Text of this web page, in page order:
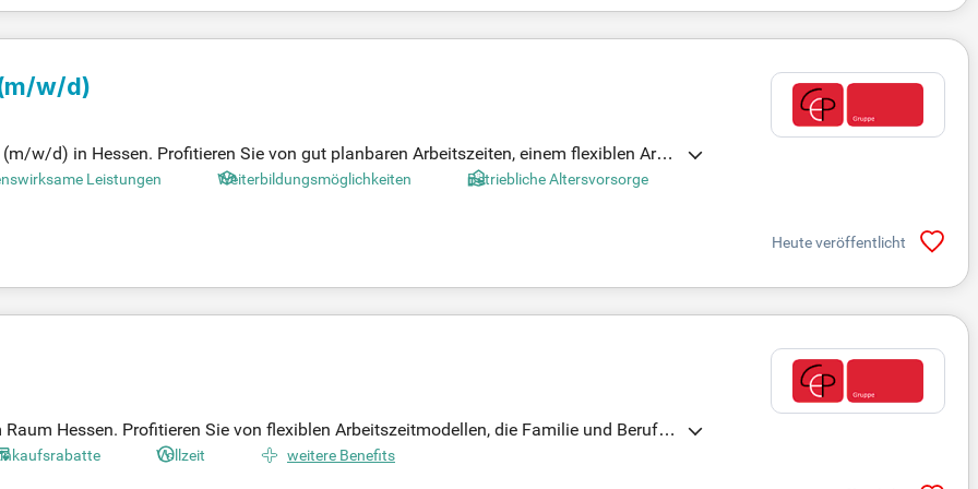
w/d)
w/d) in Hessen. Profitieren Sie von gut planbaren Arbeitszeiten, einem flexiblen Arbe
Ihre Aufgabe umfasst eine ganzheitliche Patientenversorgung mit hohem Ant
Möglichkeit zur Teilzeit ab 20 Stunden pro Woche. Genießen Sie eine leistungsgere
€.
Leistungen Weiterbildungsmöglichkeiten
Betriebliche Altersvorsorge
Heute veröffentlicht
Hessen. Profitieren Sie von flexiblen Arbeitszeitmodellen, die Familie und Beruf id
mit Leidenschaft für Ihre Patienten arbeiten. Genießen Sie kurze Entscheidungsweg
Vollzeit weitere Benefits